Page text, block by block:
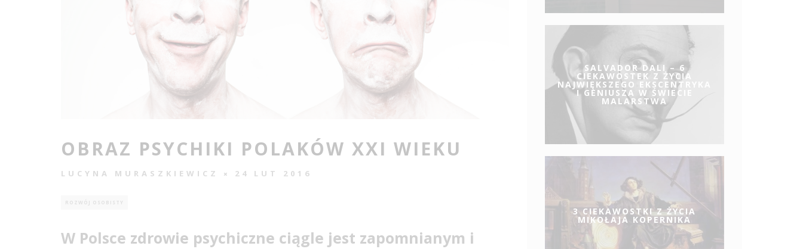
OBRAZ PSYCHIKI POLAKÓW XXI WIEKU
LUCYNA MURASZKIEWICZ 24 LUT 2016
ROZWÓJ OSOBISTY
W Polsce zdrowie psychiczne ciągle jest zapomnianym i
SALVADOR DALI – 6
CIEKAWOSTEK Z ŻYCIA
NAJWIĘKSZEGO EKSCENTRYKA
I GENIUSZA W ŚWIECIE
MALARSTWA
3 CIEKAWOSTKI Z ŻYCIA
MIKOŁAJA KOPERNIKA